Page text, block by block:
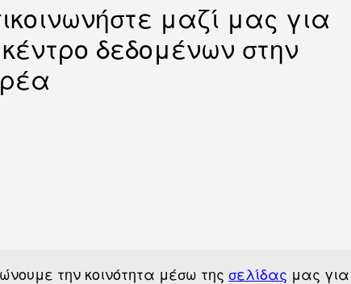
μαζί μας για
δεδομένων στην
την κοινότητα μέσω τηςσελίδας μας για